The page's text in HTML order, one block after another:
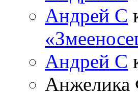
Андрей С
Андрей С
Анжелика